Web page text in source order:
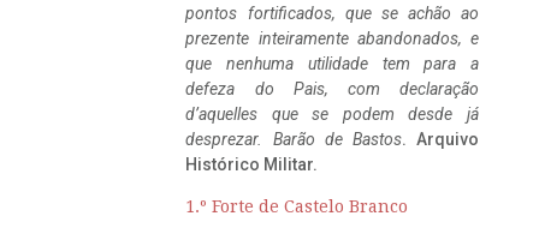
pontos fortificados, que se achão ao
prezente inteiramente abandonados, e
que nenhuma utilidade tem para a
defeza do Pais, com declaração
d’aquelles que se podem desde já
desprezar. Barão de Bastos. Arquivo
Histórico Militar.
1.º Forte de Castelo Branco